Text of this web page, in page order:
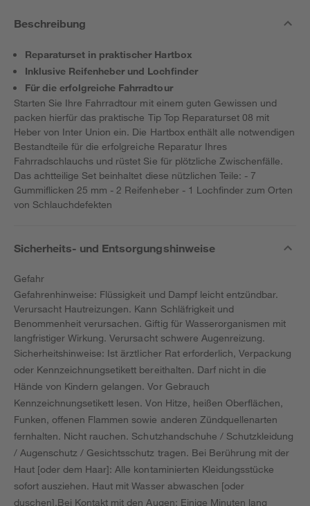
Beschreibung
Reparaturset in praktischer Hartbox
Inklusive Reifenheber und Lochfinder
Für die erfolgreiche Fahrradtour
Starten Sie Ihre Fahrradtour mit einem guten Gewissen und
packen hierfür das praktische Tip Top Reparaturset 08 mit
Heber von Inter Union ein. Die Hartbox enthält alle notwendigen
Bestandteile für die erfolgreiche Reparatur Ihres
Fahrradschlauchs und rüstet Sie für plötzliche Zwischenfälle.
Das achtteilige Set beinhaltet diese nützlichen Teile: - 7
Gummiflicken 25 mm - 2 Reifenheber - 1 Lochfinder zum Orten
von Schlauchdefekten
Sicherheits- und Entsorgungshinweise
Gefahr
Gefahrenhinweise: Flüssigkeit und Dampf leicht entzündbar.
Verursacht Hautreizungen. Kann Schläfrigkeit und
Benommenheit verursachen. Giftig für Wasserorganismen mit
langfristiger Wirkung. Verursacht schwere Augenreizung.
Sicherheitshinweise: Ist ärztlicher Rat erforderlich, Verpackung
oder Kennzeichnungsetikett bereithalten. Darf nicht in die
Hände von Kindern gelangen. Vor Gebrauch
Kennzeichnungsetikett lesen. Von Hitze, heißen Oberflächen,
Funken, offenen Flammen sowie anderen Zündquellenarten
fernhalten. Nicht rauchen. Schutzhandschuhe / Schutzkleidung
/ Augenschutz / Gesichtsschutz tragen. Bei Berührung mit der
Haut [oder dem Haar]: Alle kontaminierten Kleidungsstücke
sofort ausziehen. Haut mit Wasser abwaschen [oder
duschen].Bei Kontakt mit den Augen: Einige Minuten lang